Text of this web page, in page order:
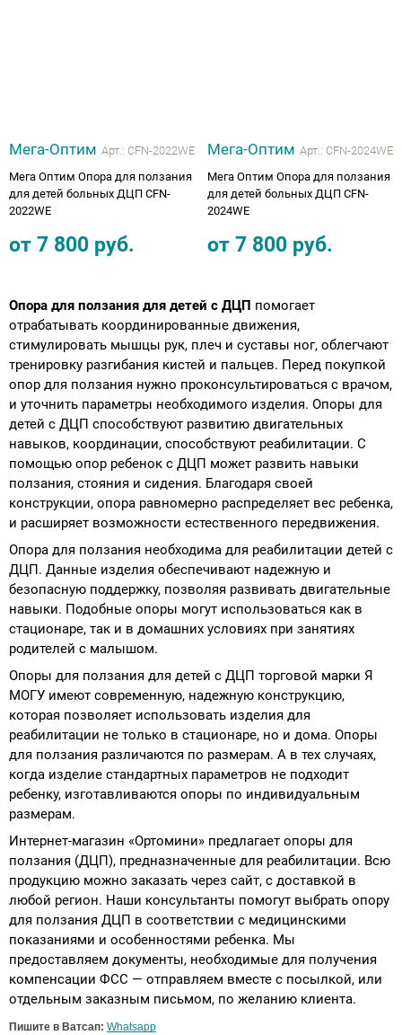
Мега-Оптим Арт.: CFN-2022WE
Мега Оптим Опора для ползания
для детей больных ДЦП CFN-
2022WE
от 7 800 руб.
Мега-Оптим Арт.: CFN-2024WE
Мега Оптим Опора для ползания
для детей больных ДЦП CFN-
2024WE
от 7 800 руб.
Опора для ползания для детей с ДЦП помогает
отрабатывать координированные движения,
стимулировать мышцы рук, плеч и суставы ног, облегчают
тренировку разгибания кистей и пальцев. Перед покупкой
опор для ползания нужно проконсультироваться с врачом,
и уточнить параметры необходимого изделия. Опоры для
детей с ДЦП способствуют развитию двигательных
навыков, координации, способствуют реабилитации. С
помощью опор ребенок с ДЦП может развить навыки
ползания, стояния и сидения. Благодаря своей
конструкции, опора равномерно распределяет вес ребенка,
и расширяет возможности естественного передвижения.
Опора для ползания необходима для реабилитации детей с
ДЦП. Данные изделия обеспечивают надежную и
безопасную поддержку, позволяя развивать двигательные
навыки. Подобные опоры могут использоваться как в
стационаре, так и в домашних условиях при занятиях
родителей с малышом.
Опоры для ползания для детей с ДЦП торговой марки Я
МОГУ имеют современную, надежную конструкцию,
которая позволяет использовать изделия для
реабилитации не только в стационаре, но и дома. Опоры
для ползания различаются по размерам. А в тех случаях,
когда изделие стандартных параметров не подходит
ребенку, изготавливаются опоры по индивидуальным
размерам.
Интернет-магазин «Ортомини» предлагает опоры для
ползания (ДЦП), предназначенные для реабилитации. Всю
продукцию можно заказать через сайт, с доставкой в
любой регион. Наши консультанты помогут выбрать опору
для ползания ДЦП в соответствии с медицинскими
показаниями и особенностями ребенка. Мы
предоставляем документы, необходимые для получения
компенсации ФСС — отправляем вместе с посылкой, или
отдельным заказным письмом, по желанию клиента.
Пишите в Ватсап: Whatsapp
Противопролежневые матрасы, подушки
ОПОРЫ, ВЕРТИКАЛИЗАТОРЫ, Оборудование
для ЛФК
Одежда ортопедическая (адаптивная) для
Индивидуальное изготовление